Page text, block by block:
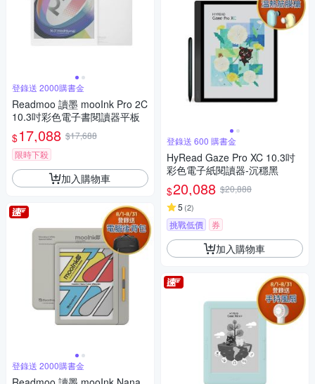
登錄送 2000購書金
Readmoo 讀墨 mooInk Pro 2C
10.3吋彩色電子書閱讀器平板
$17,088 $17,688
限時下殺
加入購物車
登錄送 2000購書金
登錄送 600 購書金
HyRead Gaze Pro XC 10.3吋
彩色電子紙閱讀器-沉穩黑
$20,088 $20,888
5 (2)
挑戰低價 券
加入購物車